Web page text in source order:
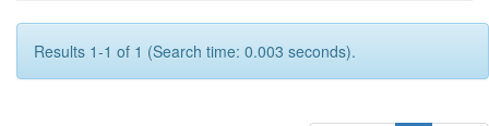
Results 1-1 of 1 (Search time: 0.003 seconds).